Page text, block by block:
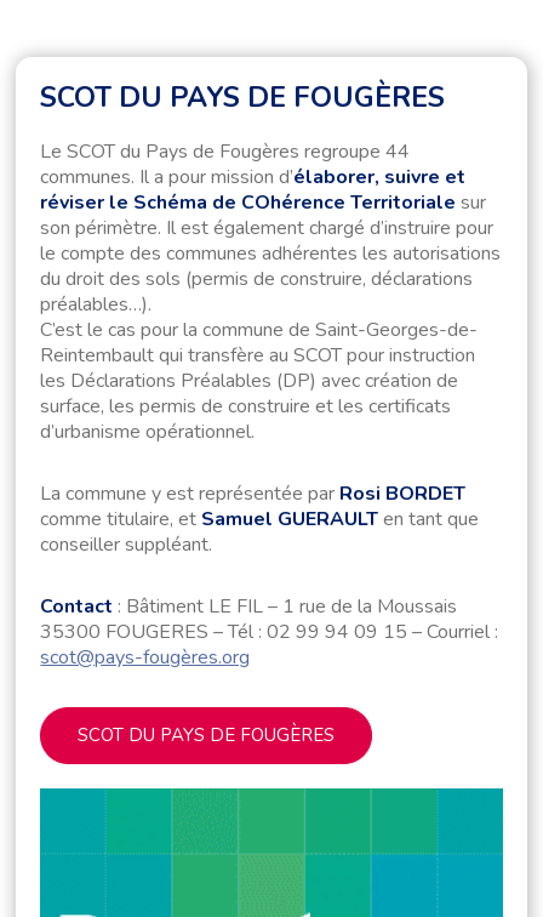
SCOT DU PAYS DE FOUGÈRES
Le SCOT du Pays de Fougères regroupe 44
communes. Il a pour mission d’élaborer, suivre et
réviser le Schéma de COhérence Territoriale sur
son périmètre. Il est également chargé d’instruire pour
le compte des communes adhérentes les autorisations
du droit des sols (permis de construire, déclarations
préalables…).
C’est le cas pour la commune de Saint-Georges-de-
Reintembault qui transfère au SCOT pour instruction
les Déclarations Préalables (DP) avec création de
surface, les permis de construire et les certificats
d’urbanisme opérationnel.
La commune y est représentée par Rosi BORDET
comme titulaire, et Samuel GUERAULTen tant que
conseiller suppléant.
Contact : Bâtiment LE FIL – 1 rue de la Moussais
35300 FOUGERES – Tél : 02 99 94 09 15 – Courriel :
scot@pays-fougères.org
SCOT DU PAYS DE FOUGÈRES